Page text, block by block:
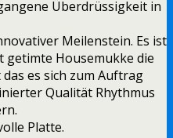
Überdrüssigkeit in
Meilenstein. Es ist
Housemukke die
es sich zum Auftrag
Qualität Rhythmus
Platte.